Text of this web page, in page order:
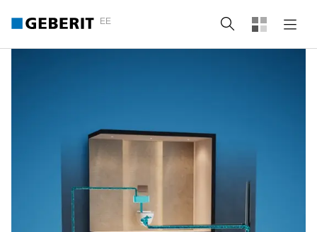
EE Otsing